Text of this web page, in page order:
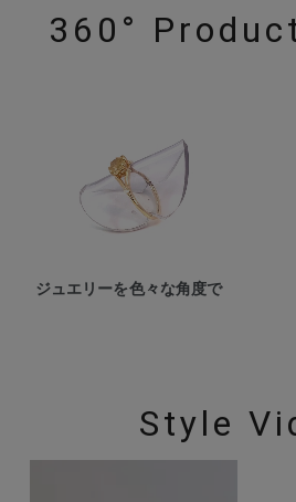
360°
ジュエリーを色々な角度で
Style